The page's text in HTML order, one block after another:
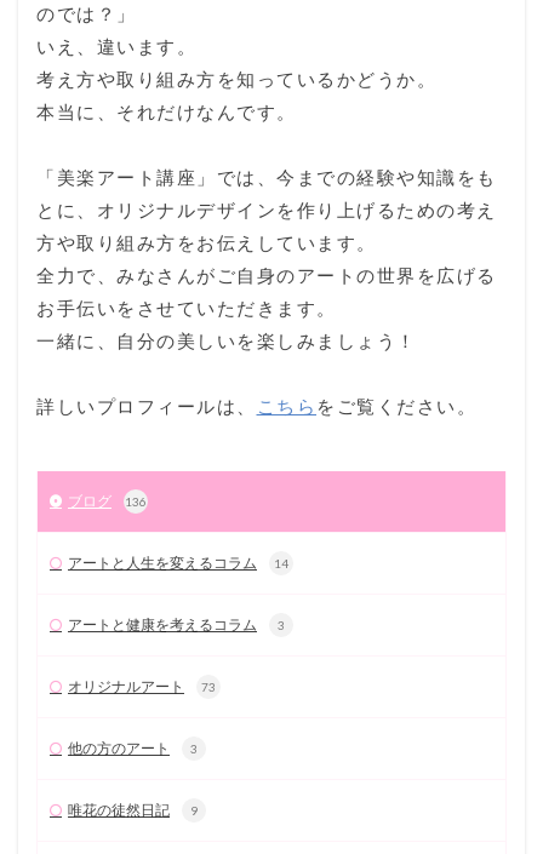
のでは？」
いえ、違います。
考え方や取り組み方を知っているかどうか。
本当に、それだけなんです。
「美楽アート講座」では、今までの経験や知識をも
とに、オリジナルデザインを作り上げるための考え
方や取り組み方をお伝えしています。
全力で、みなさんがご自身のアートの世界を広げる
お手伝いをさせていただきます。
一緒に、自分の美しいを楽しみましょう！
詳しいプロフィールは、 こちら をご覧ください。
ブログ 136
アートと人生を変えるコラム 14
アートと健康を考えるコラム 3
オリジナルアート 73
他の方のアート 3
唯花の徒然日記 9